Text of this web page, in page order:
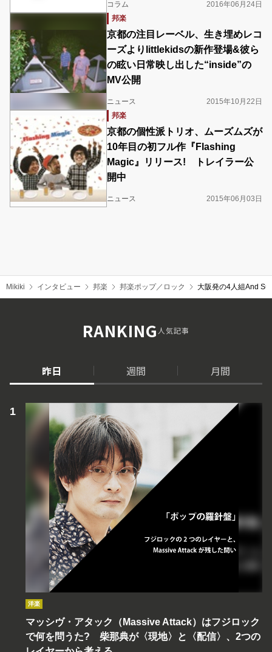
コラム
2016年06月24日
邦楽
京都の注目レーベル、生き埋めレコ
ーズよりlittlekidsの新作登場&彼ら
の眩い日常映し出した“inside”の
MV公開
ニュース
2015年10月22日
邦楽
京都の個性派トリオ、ムーズムズが
10年目の初フル作『Flashing
Magic』リリース! トレイラー公
開中
ニュース 2015年06月03日
Mikiki インタビュー 邦楽 邦楽ポップ／ロック 大阪発の4人組And
RANKING人気記事
昨日 週間 月間
洋楽
マッシヴ・アタック（Massive Attack）はフジロック
で何を問うた? 柴那典が〈現地〉と〈配信〉、2つの